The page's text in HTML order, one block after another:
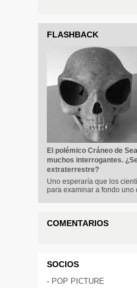
FLASHBACK
El polémico Cráneo de
muchos interrogantes.
extraterrestre?
Uno esperaría que los
para examinar a fondo uno
COMENTARIOS
SOCIOS
- POP PICTURE